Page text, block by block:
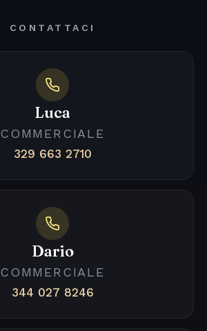
CONTATTACI
Luca
COMMERCIALE
329 663 2710
Dario
COMMERCIALE
344 027 8246